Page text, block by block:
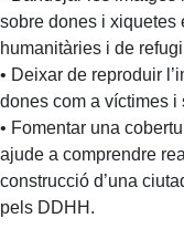
sobre dones i xiquetes
humanitàries i de
• Deixar de reproduir
dones com a víctimes
• Fomentar una
ajude a comprendre
construcció d’una
pels DDHH.